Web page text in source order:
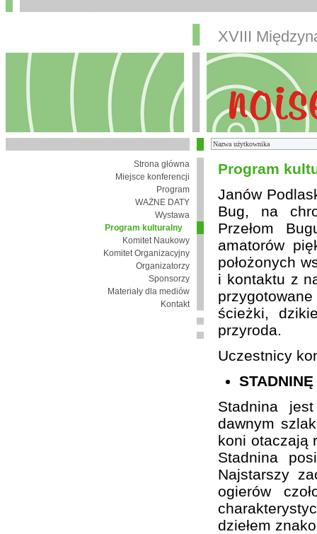
XVIII
Strona główna
Miejsce konferencji
Program
WAŻNE DATY
Wystawa
Program kulturalny
Komitet Naukowy
Komitet Organizacyjny
Organizatorzy
Sponsorzy
Materiały dla mediów
Kontakt
Program
Janów
Bug, na
Przełom
amatorów
położonych
i kontaktu z
ścieżki,
przyroda.
Uczestnicy
Stadnina
dawnym
koni otaczają
Stadnina
Najstarszy
ogierów
dziełem